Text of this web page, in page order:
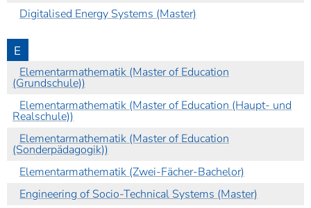
Digitalised Energy Systems (Master)
E
Elementarmathematik (Master of Education
(Grundschule))
Elementarmathematik (Master of Education (Haupt- und
Realschule))
Elementarmathematik (Master of Education
(Sonderpädagogik))
Elementarmathematik (Zwei-Fächer-Bachelor)
Engineering of Socio-Technical Systems (Master)